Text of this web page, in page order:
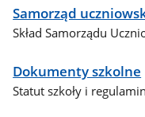
Samorząd
Skład Samorządu
Dokumenty szkolne
Statut szkoły i